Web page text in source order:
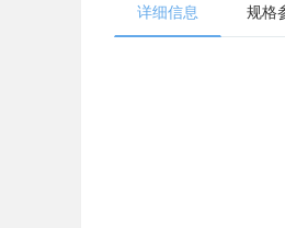
详细信息 规格